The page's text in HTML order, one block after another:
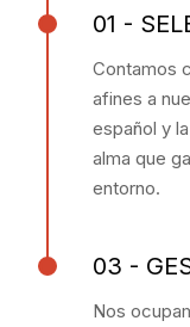
01 -
Contamos
afines a
español y
alma que
entorno.
03 -
Nos